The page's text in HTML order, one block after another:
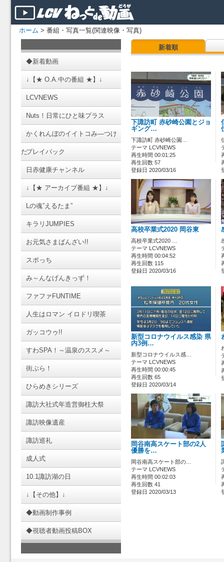
ホーム > 番組・写真一覧(関連映像・写真)
◆新着動画
↓【★ O.A.中の番組 ★】↓
LCVNEWS
Nuts！日常にひと味プラス
かくれんぼのイイトコみ―つけ
たプレイバック
日赤健康チャンネル
↓【★ アーカイブ番組 ★】↓
Lの魂”えるたま”
キラリJUMPIES
お元気さまばんざい!!
スポっち
み～んなげんきっず！
ファファFUNTIME
人生はロマン イロドリ喫茶
ガッコウゥ!!
すわSPA！～温泉のススメ～
街ぶら！
ひらめきシリーズ
諏訪大社式年造営御柱大祭
諏訪映像遺産
諏訪巡礼
成人式
10.1諏訪湖の日
↓【その他】↓
◆動画制作事例
◆視聴者動画投稿BOX
新着順
下諏訪町 赤砂崎公園とジョ
ギング…
下諏訪町 赤砂崎公園…
テーマ LCVNEWS
再生時間 00:01:25
再生回数 57
登録日 2020/03/16
高校卒業式2020 岡谷東
高校卒業式2020 …
テーマ LCVNEWS
再生時間 00:04:52
再生回数 115
登録日 2020/03/16
新型コロナウイルス感染 県
内3例…
新型コロナウイルス感…
テーマ LCVNEWS
再生時間 00:00:45
再生回数 65
登録日 2020/03/14
岡谷南高スケート部の2人
優勝を…
岡谷南高スケート部の…
テーマ LCVNEWS
再生時間 00:02:03
再生回数 41
登録日 2020/03/13